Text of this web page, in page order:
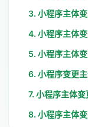
3. 小程序主体
4. 小程序主体
5. 小程序主体
6. 小程序变更
7. 小程序主体
8. 小程序主体